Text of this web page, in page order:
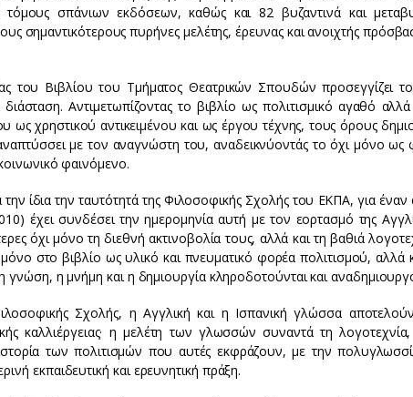
τόμους σπάνιων εκδόσεων, καθώς και 82 βυζαντινά και
σημαντικότερους πυρήνες μελέτης, έρευνας και ανοιχτής
του Βιβλίου του Τμήματος Θεατρικών Σπουδών προσεγγίζει
διάσταση. Αντιμετωπίζοντας το βιβλίο ως πολιτισμικό αγαθό
ως χρηστικού αντικειμένου και ως έργου τέχνης, τους όρους
με τον αναγνώστη του, αναδεικνύοντάς το όχι μόνο ως
φαινόμενο.
ίδια την ταυτότητά της Φιλοσοφικής Σχολής του ΕΚΠΑ, για
έχει συνδέσει την ημερομηνία αυτή με τον εορτασμό της
όχι μόνο τη διεθνή ακτινοβολία τους, αλλά και τη βαθιά
στο βιβλίο ως υλικό και πνευματικό φορέα πολιτισμού,
η μνήμη και η δημιουργία κληροδοτούνται και
Σχολής, η Αγγλική και η Ισπανική γλώσσα
καλλιέργειας· η μελέτη των γλωσσών συναντά τη
των πολιτισμών που αυτές εκφράζουν, με την
εκπαιδευτική και ερευνητική πράξη.